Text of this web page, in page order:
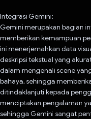
Integrasi Gemini:
Gemini merupakan bagian
memberikan kemampuan
ini menerjemahkan data
deskripsi tekstual yang
dalam mengenali scene
bahaya, sehingga
ditindaklanjuti kepada
menciptakan pengalaman
sehingga Gemini sangat